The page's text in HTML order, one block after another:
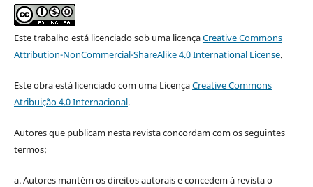
Este trabalho está licenciado sob uma licençaCreative Commons
Attribution-NonCommercial-ShareAlike 4.0 International License.
Este obra está licenciado com uma LicençaCreative Commons
Atribuição 4.0 Internacional.
Autores que publicam nesta revista concordam com os seguintes
termos:
a. Autores mantém os direitos autorais e concedem à revista o